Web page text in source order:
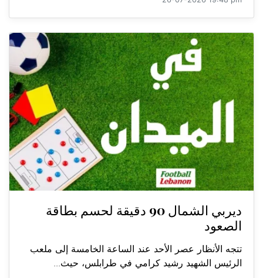
ديربي الشمال 90 دقيقة لحسم بطاقة
الصعود
تتجه الأنظار عصر الأحد عند الساعة الخامسة إلى ملعب
الرئيس الشهيد رشيد كرامي في طرابلس، حيث...